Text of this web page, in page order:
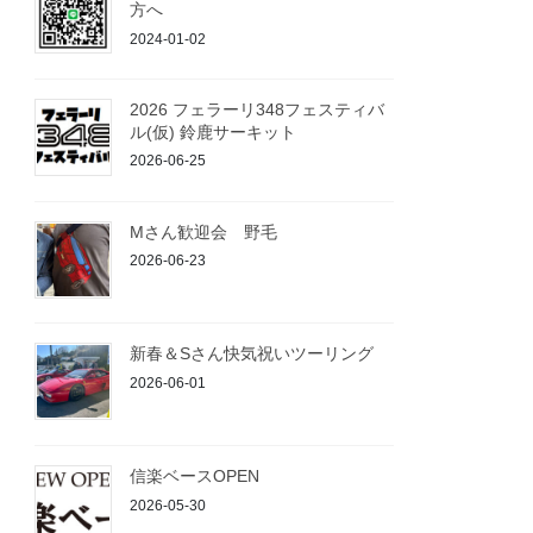
方へ
2024-01-02
2026 フェラーリ348フェスティバ
ル(仮) 鈴鹿サーキット
2026-06-25
Mさん歓迎会 野毛
2026-06-23
新春＆Sさん快気祝いツーリング
2026-06-01
信楽ベースOPEN
2026-05-30